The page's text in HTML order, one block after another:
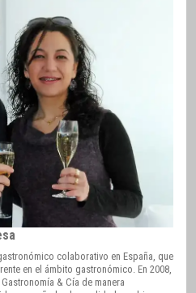
colaborativo en España, que
en el ámbito gastronómico. En 2008,
& Cía de manera